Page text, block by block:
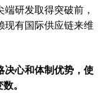
研发取得突破前，
现有国际供应链来维
决心和体制优势，使
。